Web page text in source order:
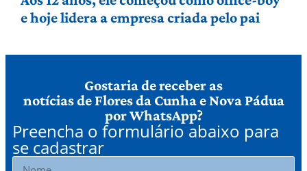
e hoje lidera a empresa criada pelo pai
Gostaria de receber as
notícias de Flores da Cunha e Nova Pádua
por WhatsApp?
Preencha o formulário abaixo para
se cadastrar